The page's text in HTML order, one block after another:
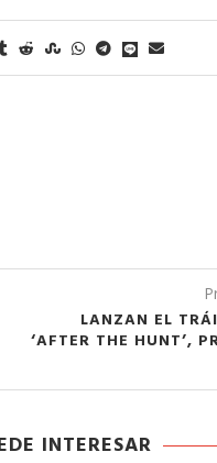
LANZAN EL
‘AFTER THE HUNT’,
INTERESAR